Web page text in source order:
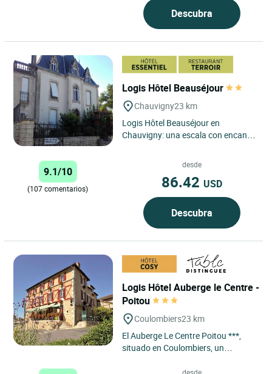
Descubra
Logis Hôtel Beauséjour
Chauvigny23 km
Logis Hôtel Beauséjour en
Chauvigny: una escala con encanto
9.1/10
(107 comentarios)
desde
86.42 USD
Descubra
Logis Hôtel Auberge le Centre -
Poitou
Coulombiers23 km
El Auberge Le Centre Poitou ***,
situado en Coulombiers, un
hora de La Rochelle, a 45...
desde